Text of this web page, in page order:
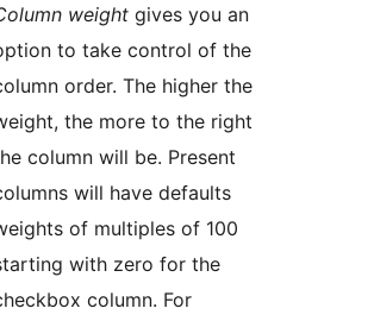
weight gives you an
to take control of the
order. The higher the
the more to the right
column will be. Present
will have defaults
of multiples of 100
with zero for the
column. For